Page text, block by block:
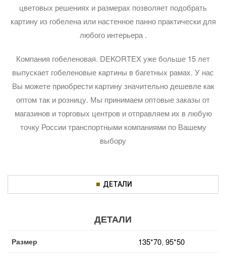
цветовых решениях и размерах позволяет подобрать
картину из гобелена или настенное панно практически для
любого интерьера .
Компания гобеленовая. DEKORTEX уже больше 15 лет
выпускает гобеленовые картины в багетных рамах. У нас
Вы можете приобрести картину значительно дешевле как
оптом так и розницу. Мы принимаем оптовые заказы от
магазинов и торговых центров и отправляем их в любую
точку России транспортными компаниями по Вашему
выбору
ДЕТАЛИ
ДЕТАЛИ
Размер 135*70, 95*50